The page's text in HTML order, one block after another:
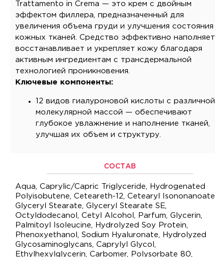
Trattamento in Crema — это крем с двойным
эффектом филлера, предназначенный для
увеличения объема груди и улучшения состояния
кожных тканей. Средство эффективно наполняет,
восстанавливает и укрепляет кожу благодаря
активным ингредиентам с трансдермальной
технологией проникновения.
Ключевые компоненты:
12 видов гиалуроновой кислоты с различной
молекулярной массой — обеспечивают
глубокое увлажнение и наполнение тканей,
улучшая их объем и структуру.
СОСТАВ
Aqua, Caprylic/Capric Triglyceride, Hydrogenated
Polyisobutene, Ceteareth-12, Cetearyl Isononanoate,
Glyceryl Stearate, Glyceryl Stearate SE,
Octyldodecanol, Cetyl Alcohol, Parfum, Glycerin,
Palmitoyl Isoleucine, Hydrolyzed Soy Protein,
Phenoxyethanol, Sodium Hyaluronate, Hydrolyzed
Glycosaminoglycans, Caprylyl Glycol,
Ethylhexylglycerin, Carbomer, Polysorbate 80,